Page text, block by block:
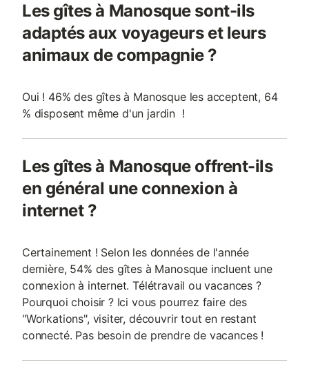
Les gîtes à Manosque sont-ils
adaptés aux voyageurs et leurs
animaux de compagnie ?
Oui ! 46% des gîtes à Manosque les acceptent, 64
% disposent même d'un jardin !
Les gîtes à Manosque offrent-ils
en général une connexion à
internet ?
Certainement ! Selon les données de l'année
dernière, 54% des gîtes à Manosque incluent une
connexion à internet. Télétravail ou vacances ?
Pourquoi choisir ? Ici vous pourrez faire des
"Workations", visiter, découvrir tout en restant
connecté. Pas besoin de prendre de vacances !